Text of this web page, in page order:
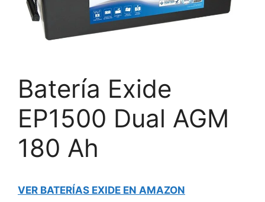
Batería Exide
EP1500 Dual AGM
180 Ah
VER BATERÍAS EXIDE EN AMAZON